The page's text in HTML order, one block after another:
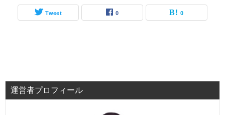
Tweet 0 0
運営者プロフィール